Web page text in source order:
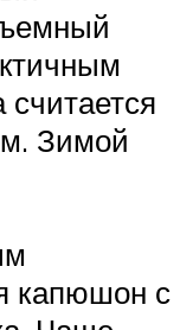
Зимой
капюшон с